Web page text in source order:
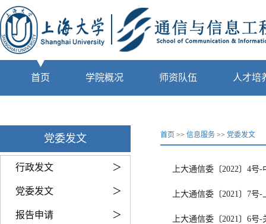
首页 学院概况 师资队伍 人才培
党委发文
行政发文 ＞
党委发文 ＞
报告申请 ＞
首页 >> 信息服务 >> 党委发文
上大通信委〔2022〕4
上大通信委〔2021〕7
上大通信委〔2021〕6